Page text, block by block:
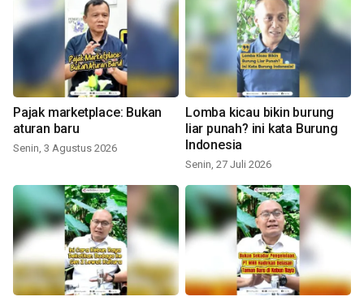
Pajak marketplace: Bukan
aturan baru
Senin, 3 Agustus 2026
Lomba kicau bikin burung
liar punah? ini kata Burung
Indonesia
Senin, 27 Juli 2026